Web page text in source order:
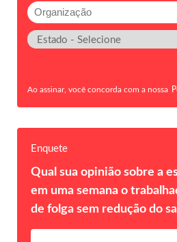
Ao assinar, você concorda com a nossa
Enquete
Qual sua opinião sobre a
em uma semana o
de folga sem redução do